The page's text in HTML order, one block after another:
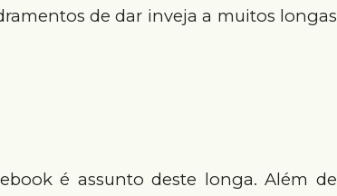
de dar inveja a muitos longas
é assunto deste longa. Além de